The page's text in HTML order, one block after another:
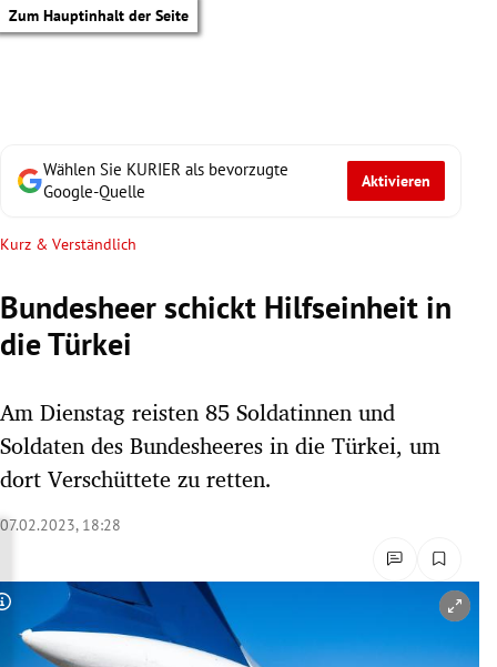
Zum Hauptinhalt der Seite
Untermenü
Untermenü
Untermenü
Wählen Sie KURIER als bevorzugte
Google-Quelle
Aktivieren
Kurz & Verständlich
Bundesheer schickt Hilfseinheit in
die Türkei
Am Dienstag reisten 85 Soldatinnen und
Soldaten des Bundesheeres in die Türkei, um
dort Verschüttete zu retten.
07.02.2023, 18:28
Copyright-Hinweis öffnen/schließen